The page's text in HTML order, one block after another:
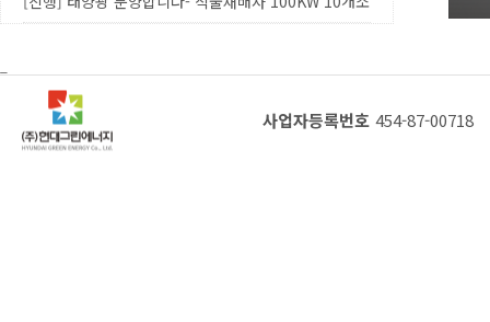
[진행][분양완료] 경북 영양 태양광발전소 분양합니다.
[진행][분양완료] 김천, 영주 태양광 발전소 분양합니
사업자등록번호 454-87-00718